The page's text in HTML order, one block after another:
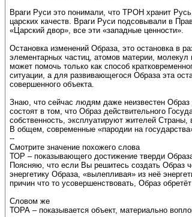
Враги Руси это понимали, что ТРОН хранит
царских качеств. Враги Руси подсовывали в
«Царский двор», все эти «западные ценности».
Остановка изменений Образа, это остановка в
элементарных частиц, атомов материи,
может помочь только как способ
ситуации, а для развивающегося Образа эта
совершенного объекта.
Знаю, что сейчас людям даже неизвестен Образ
состоят в том, что Образ действительного
собственность, эксплуатируют жителей
В общем, современные «пародии на
--
Смотрите значение похожего слова
ТОР – показывающего достижение тверди
Поясняю, что если Вы решитесь создать Образ
энергетику Образа, «вылепливая» из неё
причин что то усовершенствовать, Образ
Словом же
ТОРА – показывается объект, материально